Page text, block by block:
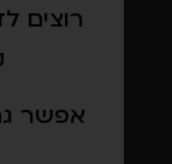
רוצים
אפשר